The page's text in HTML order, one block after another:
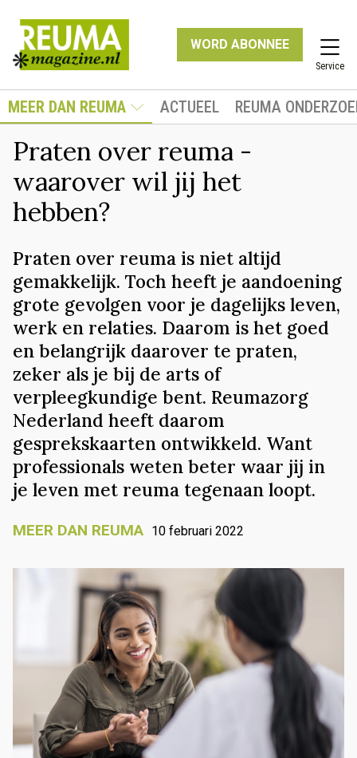
WORD ABONNEE
Service
MEER DAN REUMA ACTUEEL REUMA
Praten over reuma -
waarover wil jij het
hebben?
Praten over reuma is niet altijd
gemakkelijk. Toch heeft je aandoening
grote gevolgen voor je dagelijks leven,
werk en relaties. Daarom is het goed
en belangrijk daarover te praten,
zeker als je bij de arts of
verpleegkundige bent. Reumazorg
Nederland heeft daarom
gesprekskaarten ontwikkeld. Want
professionals weten beter waar jij in
je leven met reuma tegenaan loopt.
MEER DAN REUMA 10 februari 2022